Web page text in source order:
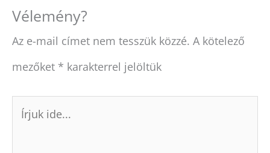
Vélemény?
Az e-mail címet nem tesszük közzé. A kötelező
mezőket * karakterrel jelöltük
Írjuk